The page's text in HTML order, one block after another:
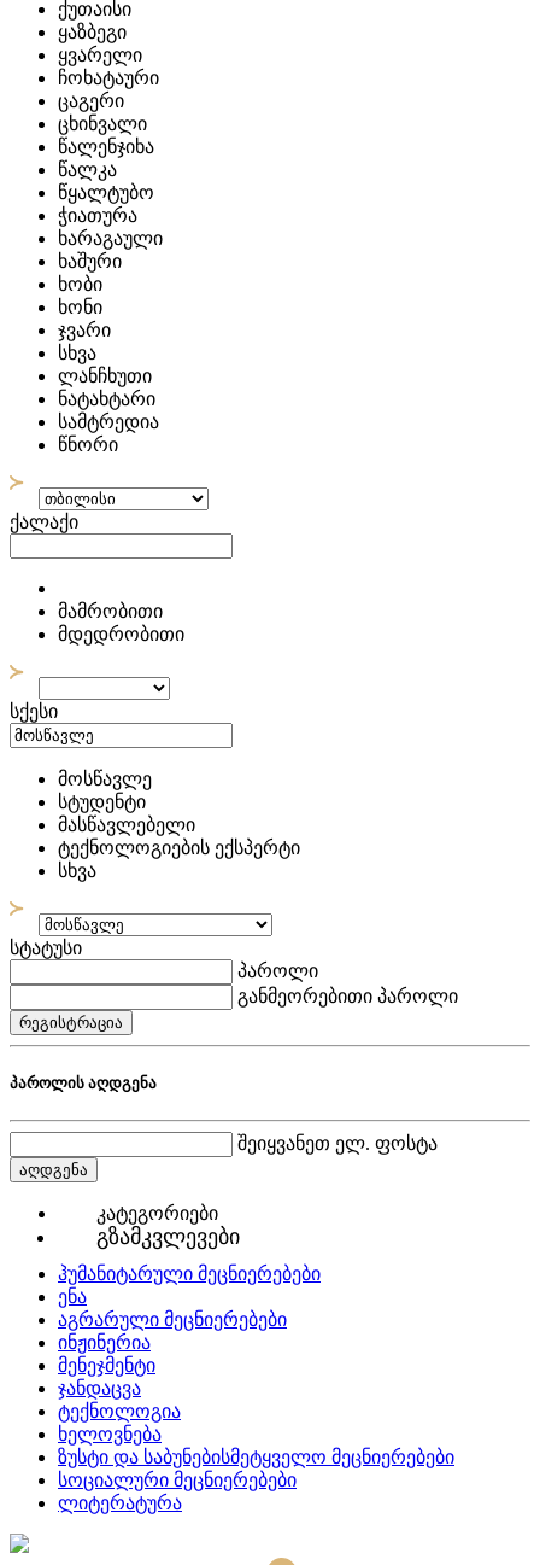
ქუთაისი
ყაზბეგი
ყვარელი
ჩოხატაური
ცაგერი
ცხინვალი
წალენჯიხა
წალკა
წყალტუბო
ჭიათურა
ხარაგაული
ხაშური
ხობი
ხონი
ჯვარი
სხვა
ლანჩხუთი
ნატახტარი
სამტრედია
წნორი
ქალაქი
მამრობითი
მდედრობითი
სქესი
მოსწავლე
სტუდენტი
მასწავლებელი
ტექნოლოგიების ექსპერტი
სხვა
სტატუსი
პაროლი
განმეორებითი პაროლი
რეგისტრაცია
პაროლის აღდგენა
შეიყვანეთ ელ. ფოსტა
აღდგენა
კატეგორიები
გზამკვლევები
ჰუმანიტარული მეცნიერებები
ენა
აგრარული მეცნიერებები
ინჟინერია
მენეჯმენტი
ჯანდაცვა
ტექნოლოგია
ხელოვნება
ზუსტი და საბუნებისმეტყველო მეცნიერებები
სოციალური მეცნიერებები
ლიტერატურა